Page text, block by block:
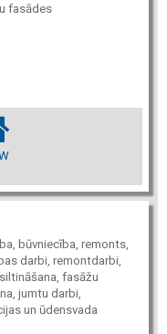
fasādes
būvniecība, remonts,
darbi, remontdarbi,
fasāžu
jumtu darbi,
un ūdensvada